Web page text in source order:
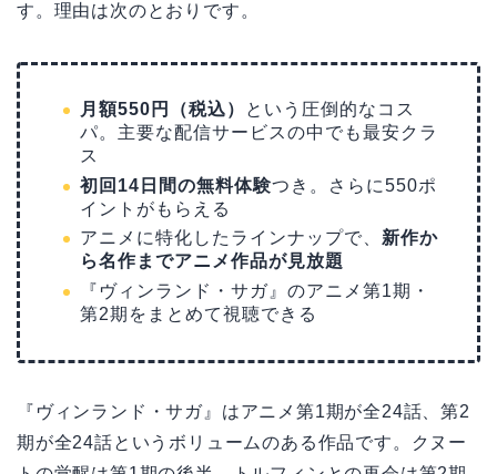
す。理由は次のとおりです。
月額550円（税込）
という圧倒的なコス
パ。主要な配信サービスの中でも最安クラ
ス
初回14日間の無料体験つき。さらに550ポ
イントがもらえる
アニメに特化したラインナップで、 新作か
ら名作までアニメ作品が見放題
『ヴィンランド・サガ』のアニメ第1期・
第2期をまとめて視聴できる
『ヴィンランド・サガ』はアニメ第1期が全24話、第2
期が全24話というボリュームのある作品です。クヌー